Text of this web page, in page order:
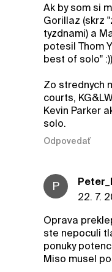
Ak by som si
Gorillaz (skrz
tyzdnami) a
potesil Thom
best of solo"
Zo strednych
courts,
Kevin Parker
solo.
Odpovedať
P
22. 7.
Oprava
ste nepoculi
ponuky
Miso musel